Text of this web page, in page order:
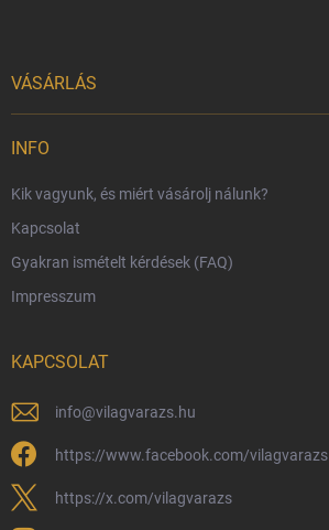
VÁSÁRLÁS
Harry Potter bolt Magyarország
Rendelésem
Reklamáció és visszáru
Hűségprogram
Általános Szerződési Feltételek
Adatvédelmi feltételek
Védjegyek és szerzői jogok
Fémjelzés és nemesfém-tájékoztató
INFO
Kik vagyunk, és miért vásárolj nálunk?
Kapcsolat
Gyakran ismételt kérdések (FAQ)
Impresszum
KAPCSOLAT
info@vilagvarazs.hu
https://www.facebook.com/vilagvarazs
https://x.com/vilagvarazs